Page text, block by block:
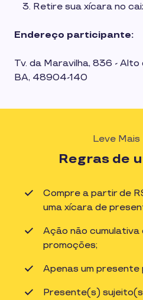
Retire sua xícara no
Endereço participante:
Tv. da Maravilha, 836 -
BA, 48904-140
Leve Mais
Regras de
Compre a partir de
uma xícara de
Ação não cumulativa
promoções;
Apenas um presente
Presente(s)